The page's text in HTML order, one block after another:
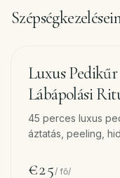
Luxus
Lábápolási
45 perces luxus
áztatás, peeling,
€25/ fő/